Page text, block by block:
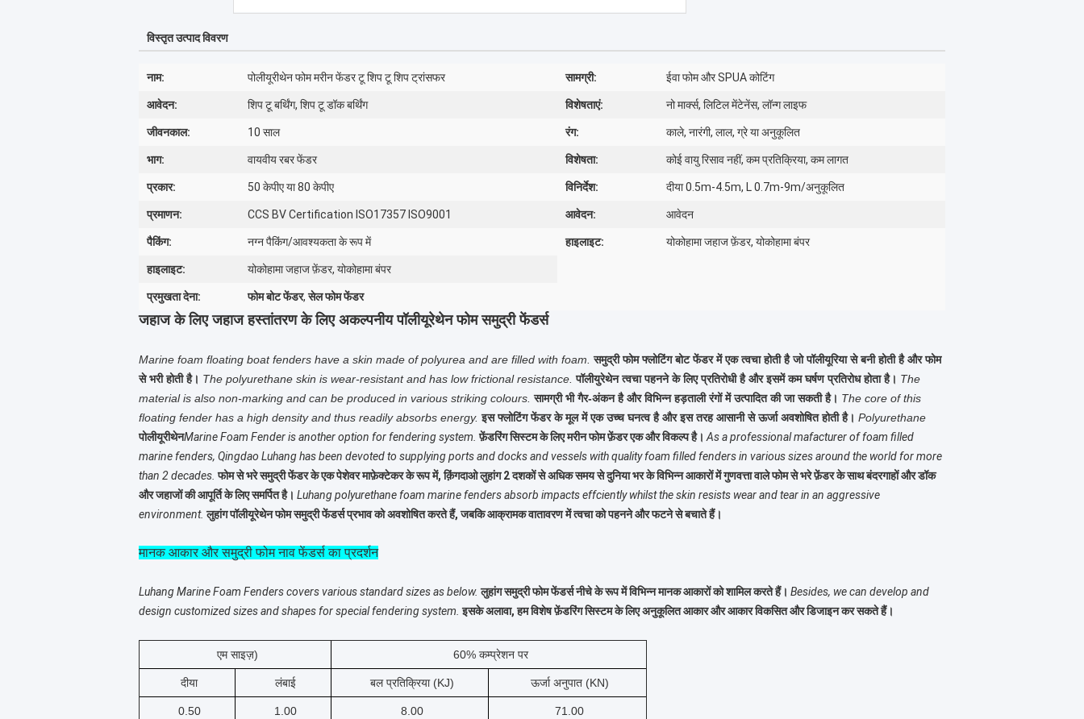
विस्तृत उत्पाद विवरण
नाम: पोलीयूरीथेन फोम मरीन फेंडर टू शिप टू शिप ट्रांसफर सामग्री: ईवा फोम और SPUA कोटिंग
आवेदन: शिप टू बर्थिंग, शिप टू डॉक बर्थिंग विशेषताएं: नो मार्क्स, लिटिल मेंटेनेंस, लॉन्ग लाइफ
जीवनकाल: 10 साल रंग: काले, नारंगी, लाल, ग्रे या अनुकूलित
भाग: वायवीय रबर फेंडर विशेषता: कोई वायु रिसाव नहीं, कम प्रतिक्रिया, कम लागत
प्रकार: 50 केपीए या 80 केपीए विनिर्देश: दीया 0.5m-4.5m, L 0.7m-9m/अनुकूलित
प्रमाणन: CCS BV Certification ISO17357 ISO9001 आवेदन: आवेदन
पैकिंग: नग्न पैकिंग/आवश्यकता के रूप में हाइलाइट: योकोहामा जहाज फ़ेंडर, योकोहामा बंपर
हाइलाइट: योकोहामा जहाज फ़ेंडर, योकोहामा बंपर
प्रमुखता देना: फोम बोट फेंडर,सेल फोम फेंडर
जहाज के लिए जहाज हस्तांतरण के लिए अकल्पनीय पॉलीयूरेथेन फोम समुद्री फेंडर्स
Marine foam floating boat fenders have a skin made of polyurea and are filled with foam. समुद्री फोम फ्लोटिंग बोट फेंडर में एक त्वचा होती है जो पॉलीयूरिया से बनी होती है और फोम
से भरी होती है। The polyurethane skin is wear-resistant and has low frictional resistance. पॉलीयुरेथेन त्वचा पहनने के लिए प्रतिरोधी है और इसमें कम घर्षण प्रतिरोध होता है। The
material is also non-marking and can be produced in various striking colours. सामग्री भी गैर-अंकन है और विभिन्न हड़ताली रंगों में उत्पादित की जा सकती है। The core of this
floating fender has a high density and thus readily absorbs energy. इस फ्लोटिंग फेंडर के मूल में एक उच्च घनत्व है और इस तरह आसानी से ऊर्जा अवशोषित होती है। Polyurethane
पोलीयूरीथेनMarine Foam Fender is another option for fendering system. फ़ेंडरिंग सिस्टम के लिए मरीन फोम फ़ेंडर एक और विकल्प है। As a professional mafacturer of foam filled
marine fenders, Qingdao Luhang has been devoted to supplying ports and docks and vessels with quality foam filled fenders in various sizes around the world for more
than 2 decades. फोम से भरे समुद्री फेंडर के एक पेशेवर माफ़ेक्टेकर के रूप में, क़िंगदाओ लुहांग 2 दशकों से अधिक समय से दुनिया भर के विभिन्न आकारों में गुणवत्ता वाले फोम से भरे फ़ेंडर के साथ बंदरगाहों और डॉक
और जहाजों की आपूर्ति के लिए समर्पित है। Luhang polyurethane foam marine fenders absorb impacts effciently whilst the skin resists wear and tear in an aggressive
environment. लुहांग पॉलीयूरेथेन फोम समुद्री फेंडर्स प्रभाव को अवशोषित करते हैं, जबकि आक्रामक वातावरण में त्वचा को पहनने और फटने से बचाते हैं।
मानक आकार और समुद्री फोम नाव फेंडर्स का प्रदर्शन
Luhang Marine Foam Fenders covers various standard sizes as below. लुहांग समुद्री फोम फेंडर्स नीचे के रूप में विभिन्न मानक आकारों को शामिल करते हैं। Besides, we can develop and
design customized sizes and shapes for special fendering system. इसके अलावा, हम विशेष फ़ेंडरिंग सिस्टम के लिए अनुकूलित आकार और आकार विकसित और डिजाइन कर सकते हैं।
एम साइज़) 60% कम्प्रेशन पर
दीया लंबाई बल प्रतिक्रिया (KJ) ऊर्जा अनुपात (KN)
0.50 1.00 8.00 71.00